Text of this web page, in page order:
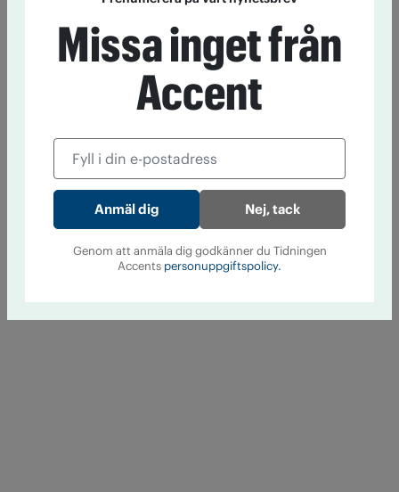
Missa inget från
Accent
Nej, tack
Genom att anmäla dig godkänner du Tidningen
Accents personuppgiftspolicy.